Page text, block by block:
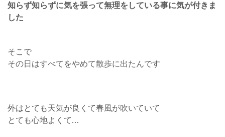
知らず知らずに気を張って無理をしている事に気が付きま
した
そこで
その日はすべてをやめて散歩に出たんです
外はとても天気が良くて春風が吹いていて
とても心地よくて…